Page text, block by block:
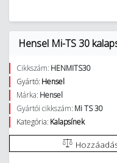
Hensel Mi-TS 30
Cikkszám: HENMITS30
Gyártó: Hensel
Márka: Hensel
Gyártói cikkszám: Mi TS 30
Kategória: Kalapsínek